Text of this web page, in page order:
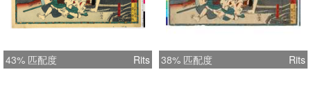
43% 匹配度 Rits 38% 匹配度 Rits